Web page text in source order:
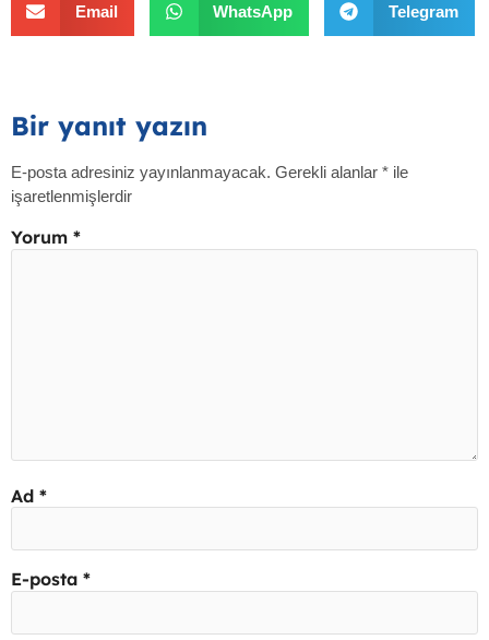
Email WhatsApp Telegram
Bir yanıt yazın
E-posta adresiniz yayınlanmayacak. Gerekli alanlar * ile
işaretlenmişlerdir
Yorum *
Ad *
E-posta *